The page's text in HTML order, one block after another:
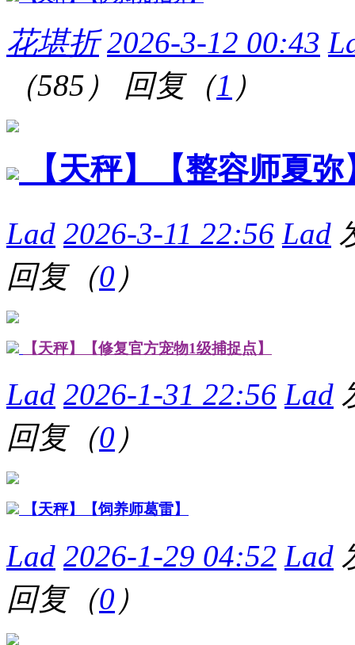
花堪折 2026-3-12 00:43
（585）
回复（1 ）
【天秤】【整容师夏弥
Lad 2026-3-11 22:56 Lad
回复（0 ）
【天秤】【修复官方宠物1级捕捉点】
Lad 2026-1-31 22:56 Lad
回复（0 ）
【天秤】【饲养师葛雷】
Lad 2026-1-29 04:52 Lad
回复（0 ）